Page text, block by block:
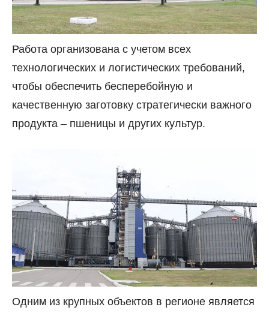
Работа организована с учетом всех
технологических и логистических требований,
чтобы обеспечить бесперебойную и
качественную заготовку стратегически важного
продукта – пшеницы и других культур.
Одним из крупных объектов в регионе является